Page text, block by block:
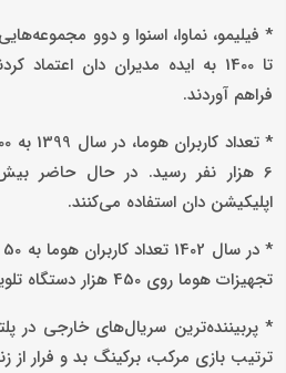
تا 1400 به ایده مدیران دان
فراهم آوردند.
اپلیکیشن دان استفاده می‌کنند.
تجهیزات هوما روی 450 هزار دستگاه تلویزیون نصب شد.
* پربیننده‌ترین سریال‌های خارجی در
ترتیب بازی مرکب، برکینگ بد و فرار از